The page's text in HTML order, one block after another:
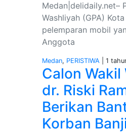
Medan|delidaily.net–
Washliyah (GPA)
pelemparan mobil
Anggota
Medan, PERISTIWA | 1
Calon
dr. Riski
Berikan
Korban